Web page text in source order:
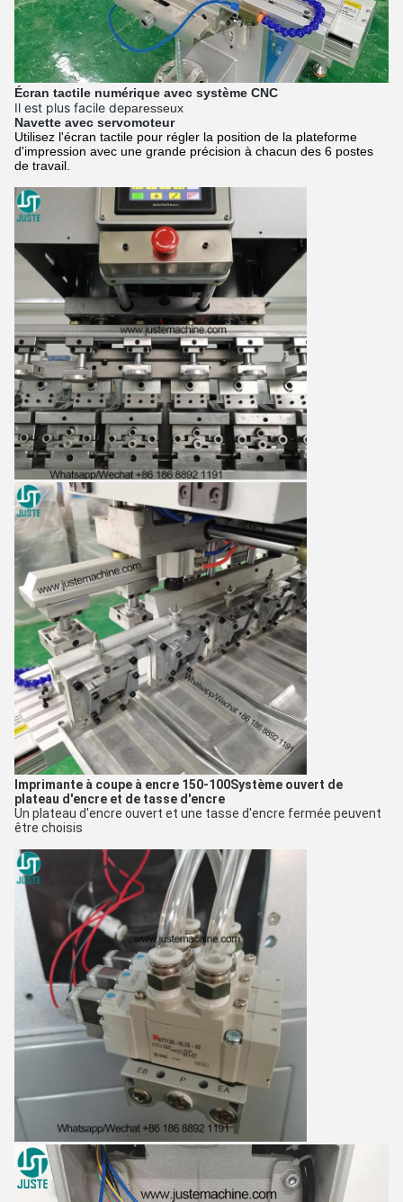
Écran tactile numérique avec système CNC
Il est plus facile deparesseux
Navette avec servomoteur
Utilisez l'écran tactile pour régler la position de la plateforme
d'impression avec une grande précision à chacun des 6 postes
de travail.
Imprimante à coupe à encre 150-100Système ouvert de
plateau d'encre et de tasse d'encre
Un plateau d'encre ouvert et une tasse d'encre fermée peuvent
être choisis